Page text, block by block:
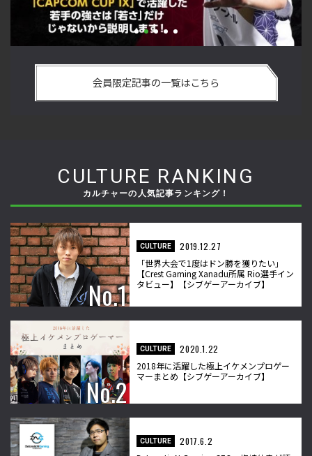
バから！ 第50回】
悟を決めたカワノ選手の攻略を
格闘ゲーマーのゲンバから！ 第
会員限定記事の一覧はこちら
CULTURE RANKING
カルチャーの人気記事ランキング！
CULTURE
2019.12.27
「世界大会で1度はドン勝を獲りたい」
【Crest Gaming Xanadu所属 Rio選手イン
タビュー】【シブゲーアーカイブ】
CULTURE
2020.1.22
2018年に活躍した極上イケメンプロゲー
マーまとめ【シブゲーアーカイブ】
CULTURE
2017.6.2